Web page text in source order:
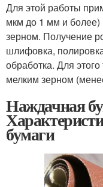
Для этой работы
мкм до 1 мм и
зерном. Получение
шлифовка,
обработка. Для
мелким зерном
Наждачная
бумаги